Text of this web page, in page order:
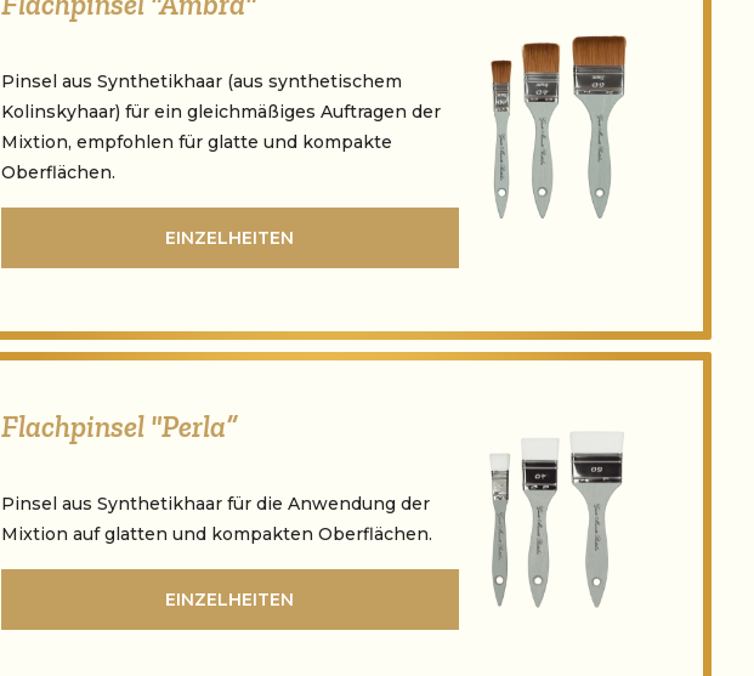
Pinsel aus Synthetikhaar (aus synthetischem
Kolinskyhaar) für ein gleichmäßiges Auftragen der
Mixtion, empfohlen für glatte und kompakte
Oberflächen.
EINZELHEITEN
Flachpinsel "Perla“
Pinsel aus Synthetikhaar für die Anwendung der
Mixtion auf glatten und kompakten Oberflächen.
EINZELHEITEN